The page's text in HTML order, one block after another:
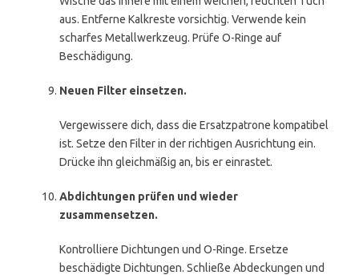
aus. Entferne Kalkreste vorsichtig. Verwende kein
scharfes Metallwerkzeug. Prüfe O-Ringe auf
Beschädigung.
Neuen Filter einsetzen.
Vergewissere dich, dass die Ersatzpatrone kompatibel
ist. Setze den Filter in der richtigen Ausrichtung ein.
Drücke ihn gleichmäßig an, bis er einrastet.
Abdichtungen prüfen und wieder
zusammensetzen.
Kontrolliere Dichtungen und O-Ringe. Ersetze
beschädigte Dichtungen. Schließe Abdeckungen und